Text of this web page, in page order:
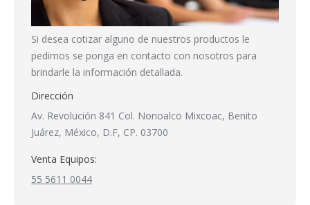
Si desea cotizar alguno de nuestros productos le
pedimos se ponga en contacto con nosotros para
brindarle la información detallada.
Dirección
Av. Revolución 841 Col. Nonoalco Mixcoac, Benito
Juárez, México, D.F, CP. 03700
Venta Equipos:
55 5611 0044